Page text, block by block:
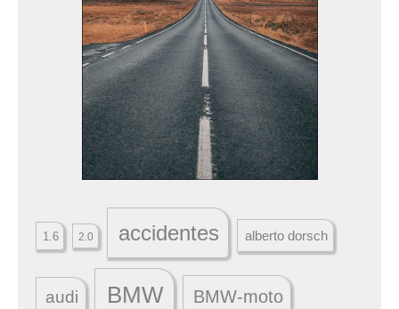
1.6 2.0 accidentes alberto dorsch
audi BMW BMW-moto